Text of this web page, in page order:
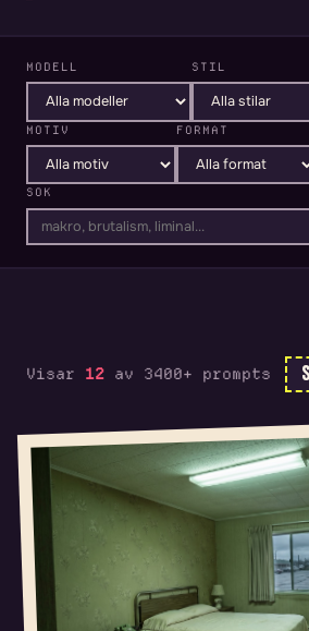
MODELL STIL
MOTIV FORMAT
SOK
Visar 12 av 3400+ prompts